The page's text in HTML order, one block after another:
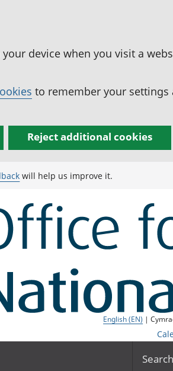
device when you visit a
to remember your settings
Reject additional cookies
will help us improve it.
English (EN) |
Search